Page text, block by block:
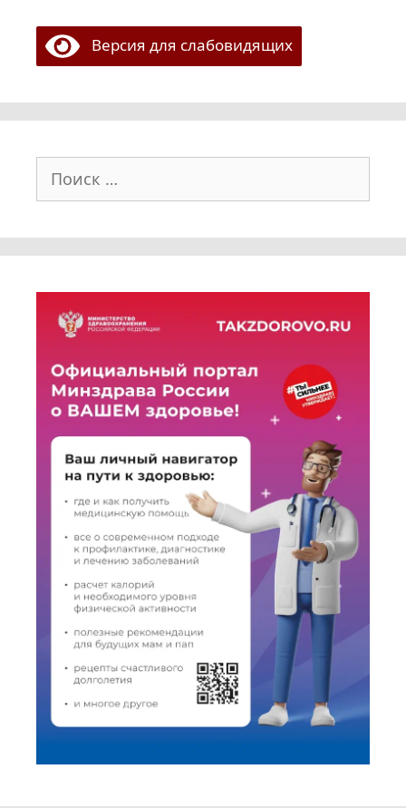
Версия для слабовидящих